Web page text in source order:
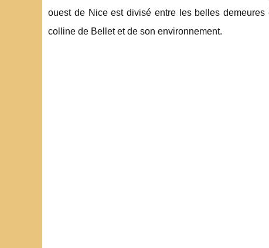
ouest de Nice est divisé entre les belles
colline de Bellet et de son environnement.